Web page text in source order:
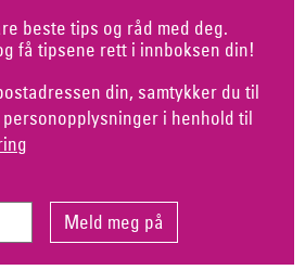
beste tips og råd med deg.
få tipsene rett i innboksen din!
din, samtykker du til
i henhold til